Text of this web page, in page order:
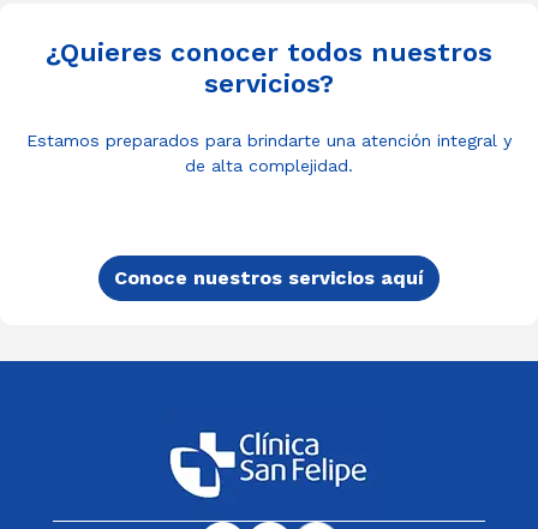
¿Quieres conocer todos nuestros
servicios?
Estamos preparados para brindarte una atención integral y
de alta complejidad.
Conoce nuestros servicios aquí